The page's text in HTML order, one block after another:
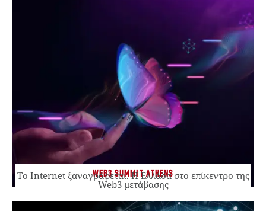
WEB3 SUMMIT ATHENS
Το Internet ξαναγράφεται. Η Ελλάδα στο επίκεντρο της
Web3 μετάβασης